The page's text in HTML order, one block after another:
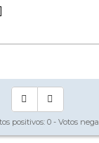
]
positivos: 0 - Votos